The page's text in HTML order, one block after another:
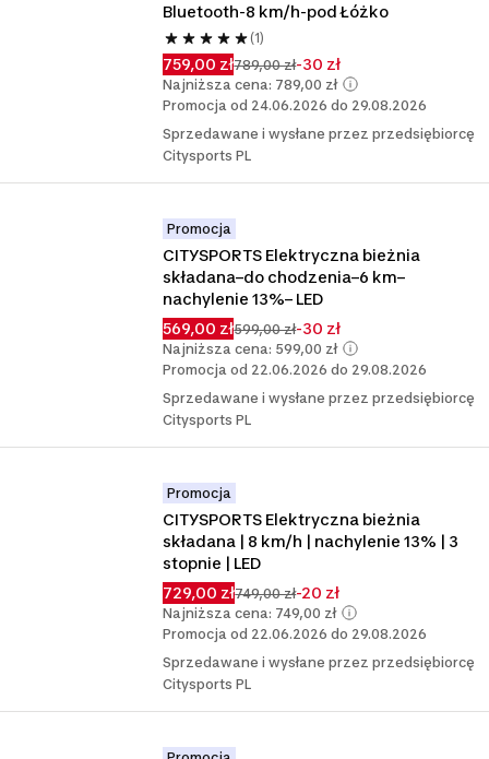
Bluetooth-8 km/h-pod Łóżko
(1)
759,00 zł789,00 zł-30 zł
Najniższa cena: 789,00 zł
Promocja od 24.06.2026 do 29.08.2026
Sprzedawane i wysłane przez przedsiębiorcę
Citysports PL
Promocja
CITYSPORTS Elektryczna bieżnia
składana–do chodzenia–6 km–
nachylenie 13%– LED
569,00 zł599,00 zł-30 zł
Najniższa cena: 599,00 zł
Promocja od 22.06.2026 do 29.08.2026
Sprzedawane i wysłane przez przedsiębiorcę
Citysports PL
Promocja
CITYSPORTS Elektryczna bieżnia
składana | 8 km/h | nachylenie 13% | 3
stopnie | LED
729,00 zł749,00 zł-20 zł
Najniższa cena: 749,00 zł
Promocja od 22.06.2026 do 29.08.2026
Sprzedawane i wysłane przez przedsiębiorcę
Citysports PL